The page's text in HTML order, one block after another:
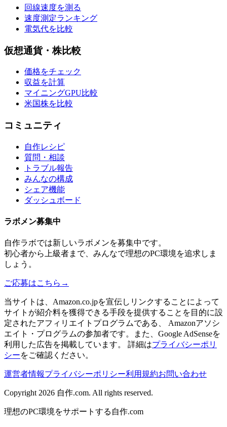
回線速度を測る
速度測定ランキング
電気代を比較
仮想通貨・株比較
価格をチェック
収益を計算
マイニングGPU比較
米国株を比較
コミュニティ
自作レシピ
質問・相談
トラブル報告
みんなの構成
シェア機能
ダッシュボード
ラボメン募集中
自作ラボでは新しいラボメンを募集中です。
初心者から上級者まで、みんなで理想のPC環境を追求しま
しょう。
ご応募はこちら →
当サイトは、Amazon.co.jpを宣伝しリンクすることによって
サイトが紹介料を獲得できる手段を提供することを目的に設
定されたアフィリエイトプログラムである、 Amazonアソシ
エイト・プログラムの参加者です。また、Google AdSenseを
利用した広告を掲載しています。 詳細はプライバシーポリ
シーをご確認ください。
運営者情報プライバシーポリシー利用規約お問い合わせ
Copyright 2026 自作.com. All rights reserved.
理想のPC環境をサポートする自作.com